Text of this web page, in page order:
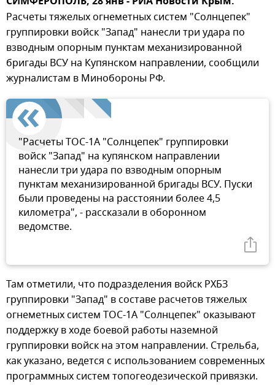
Расчеты тяжелых огнеметных систем "Солнцепек"
группировки войск "Запад" нанесли три удара по
взводным опорным пунктам механизированной
бригады ВСУ на Купянском направлении, сообщили
журналистам в Минобороны РФ.
"Расчеты ТОС-1А "Солнцепек" группировки
войск "Запад" на купянском направлении
нанесли три удара по взводным опорным
пунктам механизированной бригады ВСУ. Пуски
были проведены на расстоянии более 4,5
километра", - рассказали в оборонном
ведомстве.
Там отметили, что подразделения войск РХБЗ
группировки "Запад" в составе расчетов тяжелых
огнеметных систем ТОС-1А "Солнцепек" оказывают
поддержку в ходе боевой работы наземной
группировки войск на этом направлении. Стрельба,
как указано, ведется с использованием современных
программных систем топогеодезической привязки.